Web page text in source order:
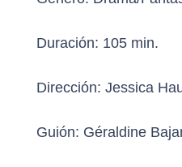
Duración: 105 min.
Dirección: Jessica
Guión: Géraldine